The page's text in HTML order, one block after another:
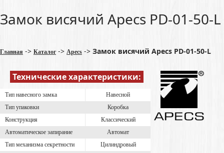
Замок висячий Apecs PD-01-50-L
Главная -> Каталог-> Apecs -> Замок висячий Apecs PD-01-50-L
Технические характеристики:
Тип навесного замка
Навесной
Тип упаковки
Коробка
Конструкция
Классический
Автоматическое запирание
Автомат
Тип механизма секретности
Цилиндровый